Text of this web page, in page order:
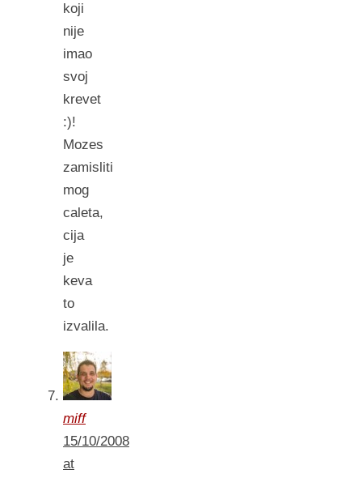
koji
nije
imao
svoj
krevet
:)!
Mozes
zamisliti
mog
caleta,
cija
je
keva
to
izvalila.
miff
15/10/2008
at